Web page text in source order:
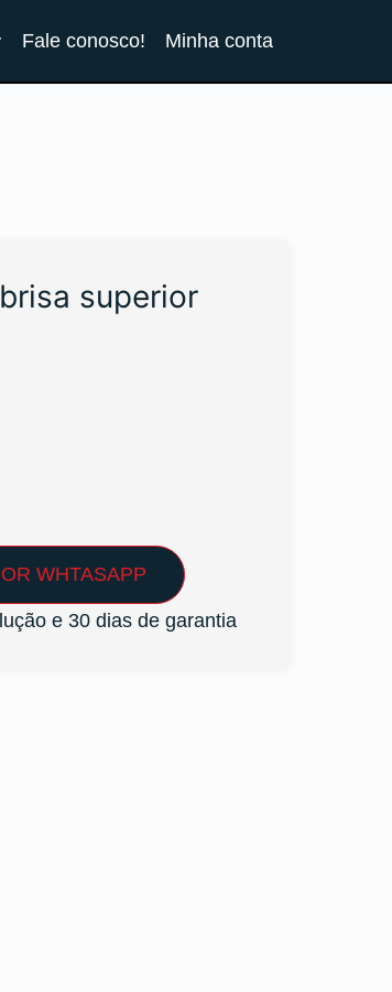
Fale conosco! Minha conta
superior
WHTASAPP
e 30 dias de garantia